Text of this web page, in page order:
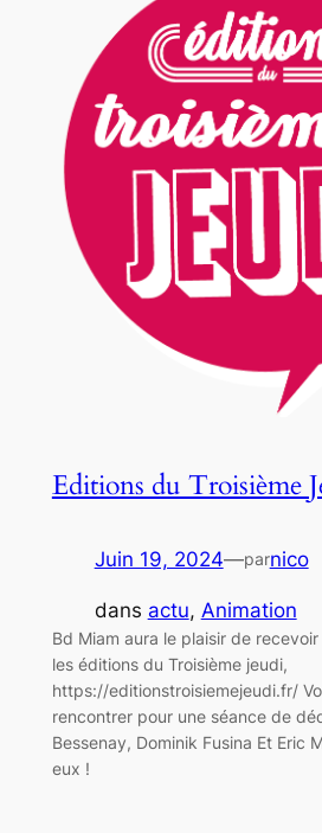
Editions du Troisième
Juin 19, 2024—parnico
dans actu, Animation
Bd Miam aura le plaisir de
les éditions du Troisième jeudi,
https://editionstroisiemejeudi.fr/
rencontrer pour une séance de
Bessenay, Dominik Fusina Et Eric
eux !